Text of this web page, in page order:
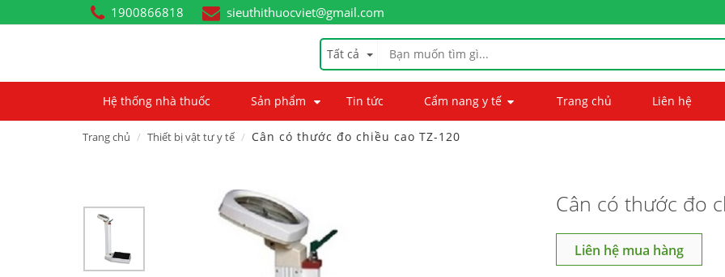
1900866818 sieuthithuocviet@gmail.com
Tất cả
Hệ thống nhà thuốc Sản phẩm Tin tức Cẩm nang y tế Trang chủ Liên hệ
Trang chủ Thiết bị vật tư y tế Cân có thước đo chiều cao TZ-120
Cân có thước đo
Liên hệ mua hàng